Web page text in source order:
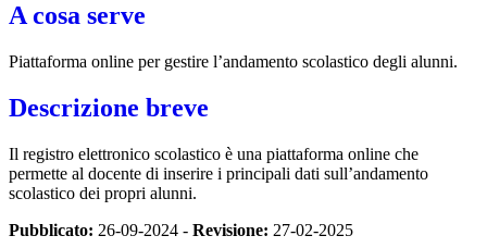
A cosa serve
Piattaforma online per gestire l’andamento scolastico degli alunni.
Descrizione breve
Il registro elettronico scolastico è una piattaforma online che
permette al docente di inserire i principali dati sull’andamento
scolastico dei propri alunni.
Pubblicato: 26-09-2024 - Revisione: 27-02-2025